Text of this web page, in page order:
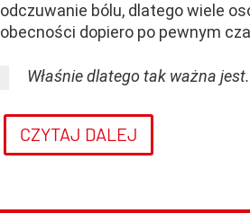
odczuwanie bólu, dlatego wiele
obecności dopiero po pewnym
Właśnie dlatego tak ważna
CZYTAJ DALEJ